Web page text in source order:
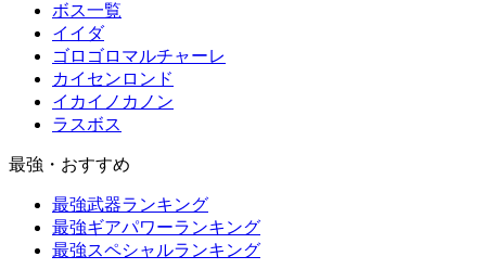
ボス一覧
イイダ
ゴロゴロマルチャーレ
カイセンロンド
イカイノカノン
ラスボス
最強・おすすめ
最強武器ランキング
最強ギアパワーランキング
最強スペシャルランキング